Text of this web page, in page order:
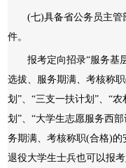
(七)具备省公务员主管
件。
报考定向招录“服务基层
选拔、服务期满、考核称
划”、“三支一扶计划”、“
划”、“大学生志愿服务西
务期满、考核称职(合格)的
退役大学生士兵也可以报